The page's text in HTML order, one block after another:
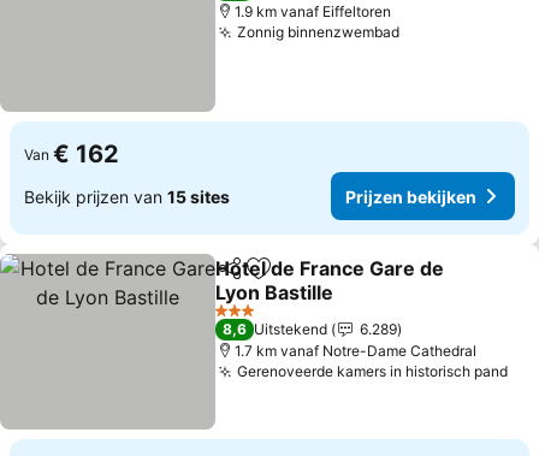
1.9 km vanaf Eiffeltoren
Zonnig binnenzwembad
Van € 162
Bekijk prijzen van 15 sites Prijzen bekijken
DelenToevoegen aan favorieten
Hotel de France Gare de
Lyon Bastille
3 Sterren
8,6 Uitstekend
6.289
1.7 km vanaf Notre-Dame Cathedral
Gerenoveerde kamers in historisch pand